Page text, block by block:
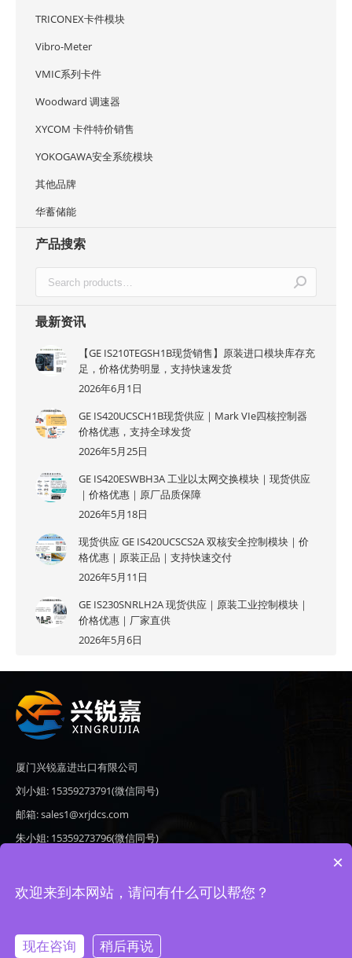
TRICONEX卡件模块
Vibro-Meter
VMIC系列卡件
Woodward 调速器
XYCOM 卡件特价销售
YOKOGAWA安全系统模块
其他品牌
华蓄储能
产品搜索
最新资讯
【GE IS210TEGSH1B现货销售】原装进口模块库存充
足，价格优势明显，支持快速发货
2026年6月1日
GE IS420UCSCH1B现货供应｜Mark VIe四核控制器
价格优惠，支持全球发货
2026年5月25日
GE IS420ESWBH3A 工业以太网交换模块｜现货供应
｜价格优惠｜原厂品质保障
2026年5月18日
现货供应 GE IS420UCSCS2A 双核安全控制模块｜价
格优惠｜原装正品｜支持快速交付
2026年5月11日
GE IS230SNRLH2A 现货供应｜原装工业控制模块｜
价格优惠｜厂家直供
2026年5月6日
厦门兴锐嘉进出口有限公司
刘小姐: 15359273791(微信同号)
邮箱: sales1@xrjdcs.com
朱小姐: 15359273796(微信同号)
地址: 厦门市翔安区新澳路510号海峡现代城A座6楼609
Copyright © 2020-2026 厦门兴锐嘉进出口有限公司 版权所有 备案号：
×
欢迎来到本网站，请问有什么可以帮您？
现在咨询 稍后再说